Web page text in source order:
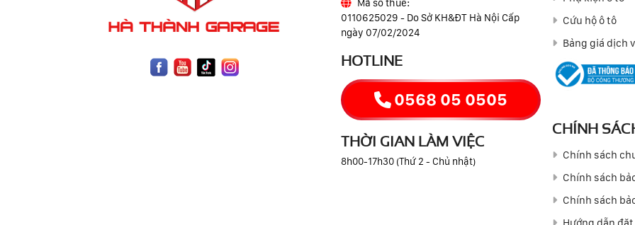
Mã số thuế:
0110625029 - Do Sở KH&ĐT Hà Nội Cấp
ngày 07/02/2024
HOTLINE
0568 05 0505
THỜI GIAN LÀM VIỆC
8h00-17h30 (Thứ 2 - Chủ nhật)
Cứu hộ ô tô
Bảng giá dịch
CHÍNH
Chính sách
Chính sách
Chính sách